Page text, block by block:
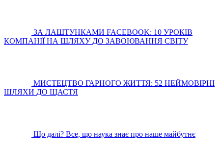
ЗА ЛАШТУНКАМИ FACEBOOK: 10 УРОКІВ
КОМПАНІЇ НА ШЛЯХУ ДО ЗАВОЮВАННЯ СВІТУ
МИСТЕЦТВО ГАРНОГО ЖИТТЯ: 52 НЕЙМОВІРНІ
ШЛЯХИ ДО ЩАСТЯ
Що далі? Все, що наука знає про наше майбутнє